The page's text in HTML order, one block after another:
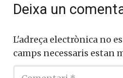
Deixa un
L'adreça electrònica no
camps necessaris estan